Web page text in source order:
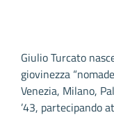
Giulio Turcato
giovinezza
Venezia, Milano,
’43, partecipando